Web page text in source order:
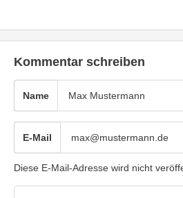
Kommentar schreiben
Name
E-Mail
Diese E-Mail-Adresse wird nicht